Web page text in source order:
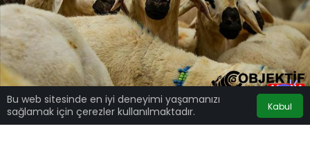
Google'da Abone Ol
Bu web sitesinde en iyi deneyimi yaşamanızı
sağlamak için çerezler kullanılmaktadır.
Kabul